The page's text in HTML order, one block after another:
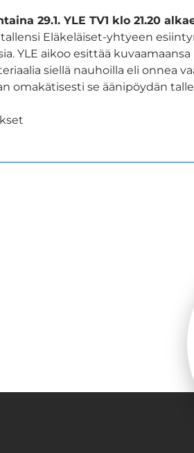
29.1. YLE TV1 klo 21.20
tallensi Eläkeläiset-yhtyeen
YLE aikoo esittää
siellä nauhoilla eli onnea
omakätisesti se äänipöydän